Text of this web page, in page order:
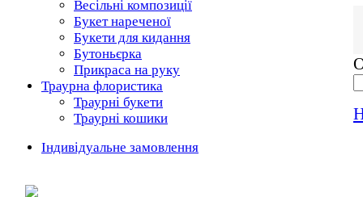
Весільні композиції
Букет нареченої
Букети для кидання
Бутоньєрка
Прикраса на руку
Траурна флористика
Траурні букети
Траурні кошики
Індивідуальне замовлення